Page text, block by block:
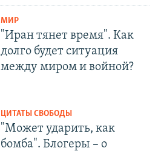
МИР
"Иран тянет время". Как
долго будет ситуация
между миром и войной?
ЦИТАТЫ СВОБОДЫ
"Может ударить, как
бомба". Блогеры – о